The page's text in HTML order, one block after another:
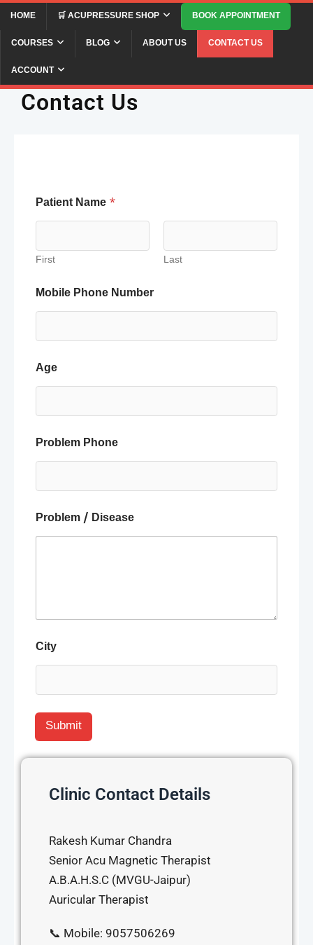
HOME 🛒 ACUPRESSURE SHOP BOOK APPOINTMENT
COURSES BLOG ABOUT US CONTACT US
ACCOUNT
Contact Us
Patient Name *
First Last
Mobile Phone Number
Age
Problem Phone
Problem / Disease
City
Submit
Clinic Contact Details
Rakesh Kumar Chandra
Senior Acu Magnetic Therapist
A.B.A.H.S.C (MVGU-Jaipur)
Auricular Therapist
📞 Mobile: 9057506269